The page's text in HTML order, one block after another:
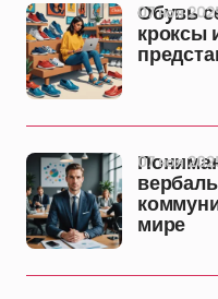
Обувь
кроксы
07 ноя
мире
07 ноя